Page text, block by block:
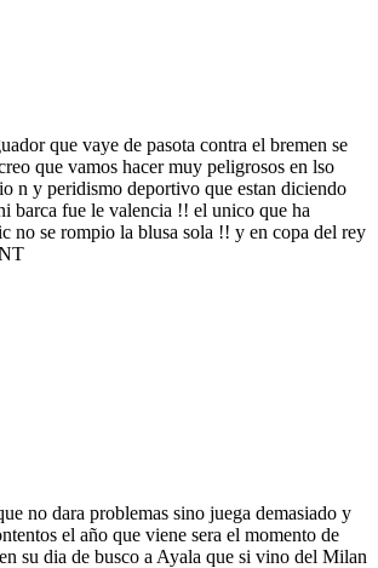
que vaye de pasota contra el bremen se
que vamos hacer muy peligrosos en lso
n y peridismo deportivo que estan diciendo
barca fue le valencia !! el unico que ha
no se rompio la blusa sola !! y en copa del rey
no dara problemas sino juega demasiado y
el año que viene sera el momento de
su dia de busco a Ayala que si vino del Milan